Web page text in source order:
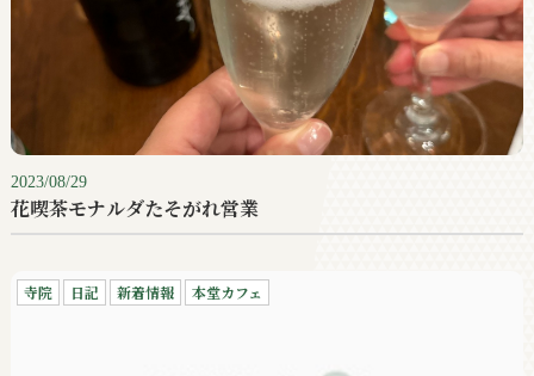
2023/08/29
花喫茶モナルダたそがれ営業
寺院 日記 新着情報 本堂カフェ